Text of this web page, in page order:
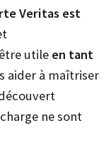
Veritas est
utile en tant
aider à maîtriser
ne sont